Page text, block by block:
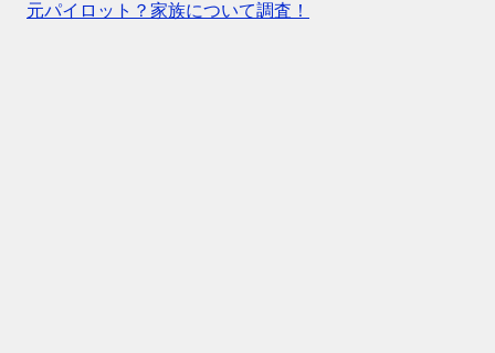
元パイロット？家族について調査！